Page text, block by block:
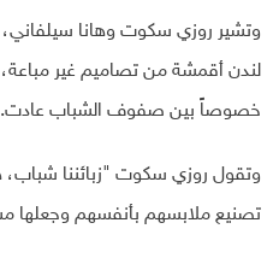
وتشير روزي سكوت وهانا
لندن أقمشة من تصاميم غير
خصوصاً بين صفوف الشباب عادت.
وتقول روزي سكوت "زبائننا
تصنيع ملابسهم بأنفسهم وجعلها